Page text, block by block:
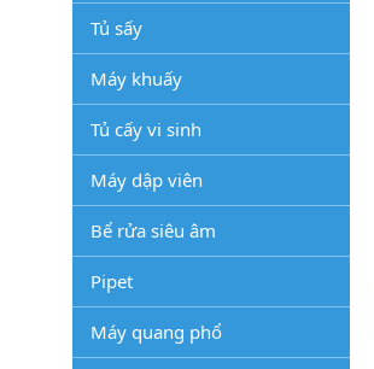
Tủ sấy
Máy khuấy
Tủ cấy vi sinh
Máy dập viên
Bể rửa siêu âm
Pipet
Máy quang phổ